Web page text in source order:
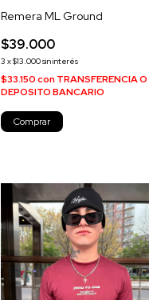
Remera ML Ground
$39.000
3 x$13.000sin interés
$33.150con TRANSFERENCIA O
DEPOSITO BANCARIO
Comprar